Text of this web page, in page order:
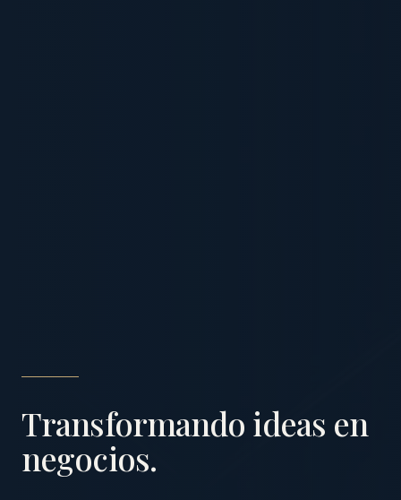
Transformando ideas en
negocios.